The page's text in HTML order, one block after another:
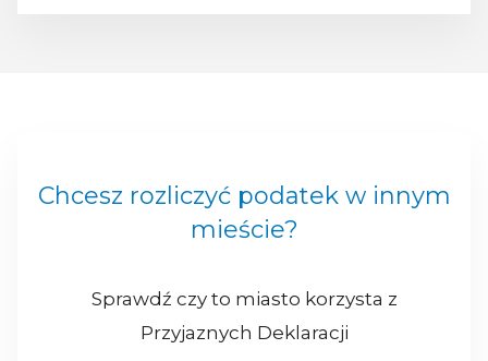
Chcesz rozliczyć podatek w innym
mieście?
Sprawdź czy to miasto korzysta z
Przyjaznych Deklaracji